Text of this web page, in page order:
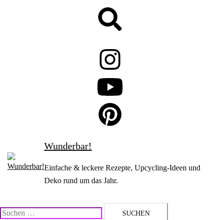
Wunderbar!
Einfache & leckere Rezepte, Upcycling-Ideen und
Deko rund um das Jahr.
Suchen